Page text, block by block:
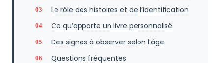
Le rôle des histoires et de l’identification
Ce qu’apporte un livre personnalisé
Des signes à observer selon l’âge
Questions fréquentes